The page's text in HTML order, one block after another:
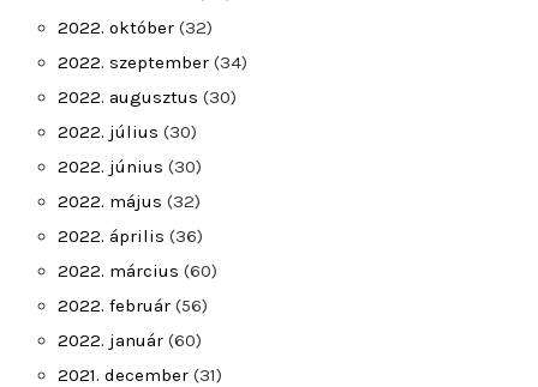
2022. október (32)
2022. szeptember (34)
2022. augusztus (30)
2022. július (30)
2022. június (30)
2022. május (32)
2022. április (36)
2022. március (60)
2022. február (56)
2022. január (60)
2021. december (31)